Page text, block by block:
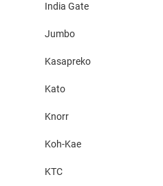
India Gate
Jumbo
Kasapreko
Kato
Knorr
Koh-Kae
KTC